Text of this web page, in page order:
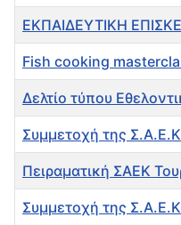
ΕΚΠΑΙΔΕΥΤΙΚΗ
Fish cooking
Δελτίο τύπου
Συμμετοχή της
Πειραματική ΣΑΕΚ
Συμμετοχή της